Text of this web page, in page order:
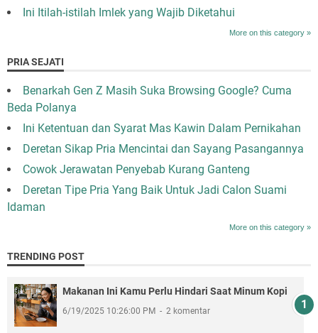
Ini Itilah-istilah Imlek yang Wajib Diketahui
More on this category »
PRIA SEJATI
Benarkah Gen Z Masih Suka Browsing Google? Cuma
Beda Polanya
Ini Ketentuan dan Syarat Mas Kawin Dalam Pernikahan
Deretan Sikap Pria Mencintai dan Sayang Pasangannya
Cowok Jerawatan Penyebab Kurang Ganteng
Deretan Tipe Pria Yang Baik Untuk Jadi Calon Suami
Idaman
More on this category »
TRENDING POST
Makanan Ini Kamu Perlu Hindari Saat Minum Kopi
6/19/2025 10:26:00 PM 2 komentar